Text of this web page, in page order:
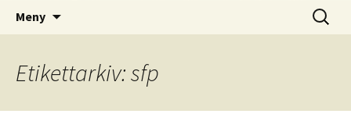
Meny
Sök
efter:
Etikettarkiv: sfp